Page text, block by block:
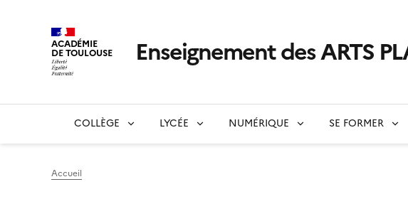
ACADÉMIE
DE TOULOUSE Enseignement des ARTS
COLLÈGE LYCÉE NUMÉRIQUE SE FORMER
Accueil